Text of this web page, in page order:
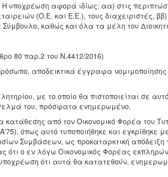
υποχρέωση αφορά ιδίως: αα) στις
(Ο.Ε. και Ε.Ε.), τους διαχειριστές,
καθώς και όλα τα μέλη του
80 παρ.2 του Ν.4412/2016)
αποδεικτικά έγγραφα
με το οποίο θα πιστοποιείται σε
του, πρόσφατα ενημερωμένο.
κατάθεσης από τον Οικονομικό Φορέα του
όπως αυτό τυποποιήθηκε και εγκρίθηκε
Συμβάσεων, ως προκαταρκτική
ότι ο εν λόγω Οικονομικός Φορέας
ότι αυτά θα κατατεθούν,